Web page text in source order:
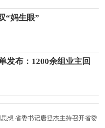
“妈生眼”
发布：1200余组业主回
想 省委书记唐登杰主持召开省委